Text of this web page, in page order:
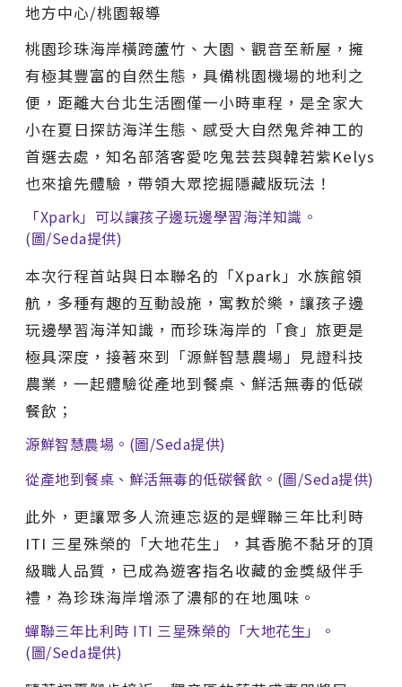
地方中心/桃園報導
桃園珍珠海岸橫跨蘆竹、大園、觀音至新屋，擁
有極其豐富的自然生態，具備桃園機場的地利之
便，距離大台北生活圈僅一小時車程，是全家大
小在夏日探訪海洋生態、感受大自然鬼斧神工的
首選去處，知名部落客愛吃鬼芸芸與韓若紫Kelys
也來搶先體驗，帶領大眾挖掘隱藏版玩法！
「Xpark」可以讓孩子邊玩邊學習海洋知識。
(圖/Seda提供)
本次行程首站與日本聯名的「Xpark」水族館領
航，多種有趣的互動設施，寓教於樂，讓孩子邊
玩邊學習海洋知識，而珍珠海岸的「食」旅更是
極具深度，接著來到「源鮮智慧農場」見證科技
農業，一起體驗從產地到餐桌、鮮活無毒的低碳
餐飲；
源鮮智慧農場。(圖/Seda提供)
從產地到餐桌、鮮活無毒的低碳餐飲。(圖/Seda提供)
此外，更讓眾多人流連忘返的是蟬聯三年比利時
ITI 三星殊榮的「大地花生」，其香脆不黏牙的頂
級職人品質，已成為遊客指名收藏的金獎級伴手
禮，為珍珠海岸增添了濃郁的在地風味。
蟬聯三年比利時 ITI 三星殊榮的「大地花生」。
(圖/Seda提供)